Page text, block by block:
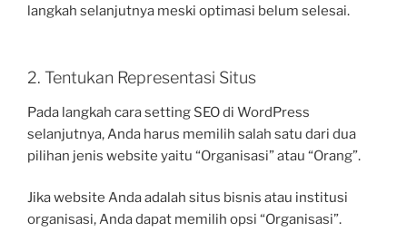
langkah selanjutnya meski optimasi belum selesai.
2. Tentukan Representasi Situs
Pada langkah cara setting SEO di WordPress
selanjutnya, Anda harus memilih salah satu dari dua
pilihan jenis website yaitu “Organisasi” atau “Orang”.
Jika website Anda adalah situs bisnis atau institusi
organisasi, Anda dapat memilih opsi “Organisasi”.